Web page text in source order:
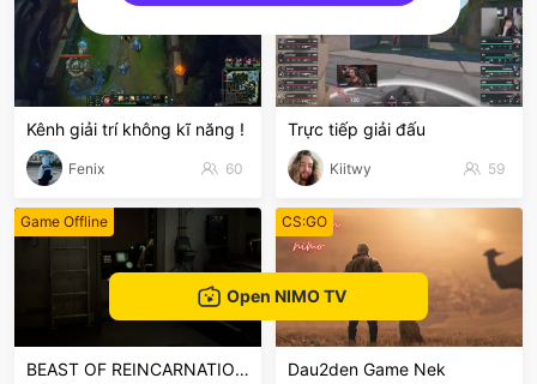
Kênh giải trí không kĩ năng !
Fenix 60
Trực tiếp giải đấu
Kiitwy 59
Game Offline
BEAST OF REINCARNATION VH #3
CS:GO
Dau2den Game Nek
Open NIMO TV
sentinelEnd